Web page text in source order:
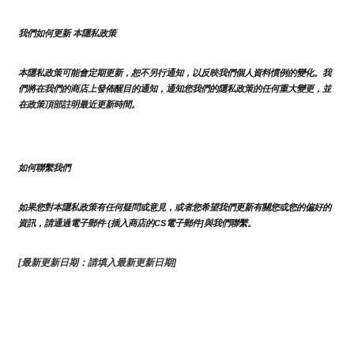
我們如何更新 本隱私政策
本隱私政策可能會定期更新，恕不另行通知，以反映我們個人資料慣例的變化。我
們將在我們的商店上發佈醒目的通知，通知您我們的隱私政策的任何重大變更，並
在政策頂部註明最近更新時間。
如何聯繫我們
如果您對本隱私政策有任何疑問或意見，或者您希望我們更新有關您或您的偏好的
資訊，請通過電子郵件 {插入商店的CS電子郵件]與我們聯繫。
[最新更新日期：請填入最新更新日期]